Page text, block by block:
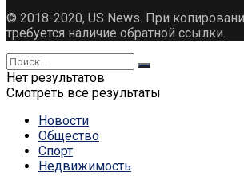
© 2018-2020, US News. При
требуется наличие обратной ссылки.
Нет результатов
Смотреть все результаты
Новости
Общество
Спорт
Недвижимость